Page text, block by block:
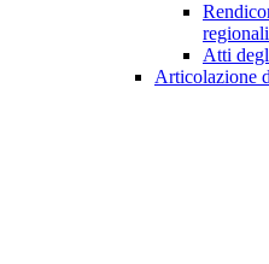
Atti
Articolazione